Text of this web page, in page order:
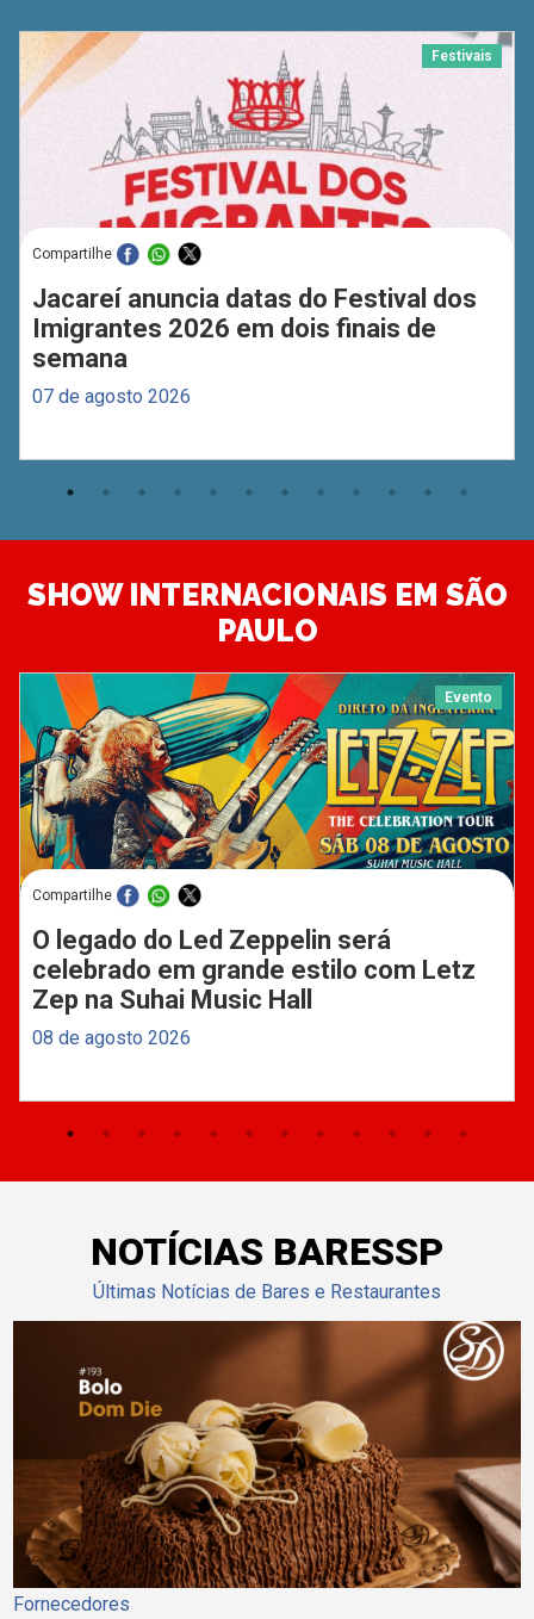
Festivais
Compartilhe
Jacareí anuncia datas do Festival dos
Imigrantes 2026 em dois finais de
semana
07 de agosto 2026
SHOW INTERNACIONAIS EM SÃO
PAULO
Evento
Compartilhe
O legado do Led Zeppelin será
celebrado em grande estilo com Letz
Zep na Suhai Music Hall
08 de agosto 2026
NOTÍCIAS BARESSP
Últimas Notícias de Bares e Restaurantes
Fornecedores